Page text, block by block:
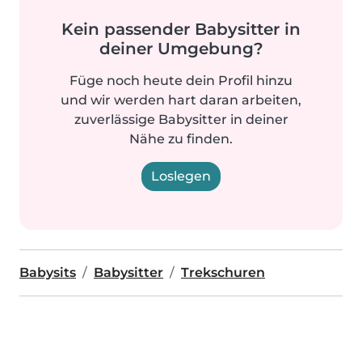
Kein passender Babysitter in
deiner Umgebung?
Füge noch heute dein Profil hinzu
und wir werden hart daran arbeiten,
zuverlässige Babysitter in deiner
Nähe zu finden.
Loslegen
Babysits Babysitter Trekschuren